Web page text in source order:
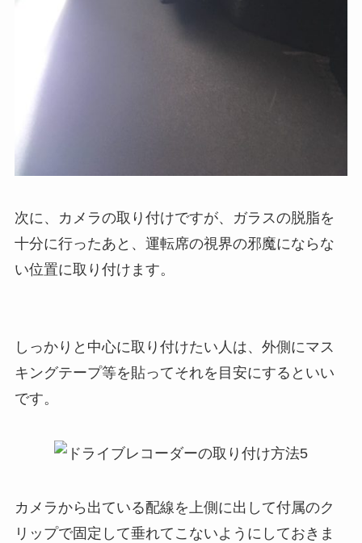
次に、カメラの取り付けですが、ガラスの脱脂を
十分に行ったあと、運転席の視界の邪魔にならな
い位置に取り付けます。
しっかりと中心に取り付けたい人は、外側にマス
キングテープ等を貼ってそれを目安にするといい
です。
カメラから出ている配線を上側に出して付属のク
リップで固定して垂れてこないようにしておきま